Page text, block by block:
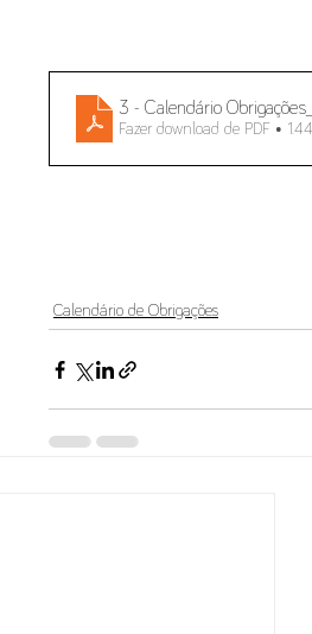
3 - Calendário
Fazer download de PDF •
Calendário de Obrigações